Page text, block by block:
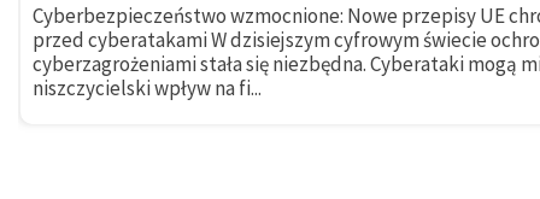
Cyberbezpieczeństwo wzmocnione: Nowe przepisy UE
przed cyberatakami W dzisiejszym cyfrowym świecie
cyberzagrożeniami stała się niezbędna. Cyberataki mogą
niszczycielski wpływ na fi...